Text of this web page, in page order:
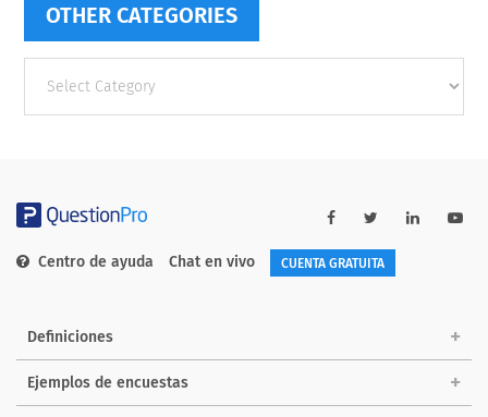
OTHER CATEGORIES
categories
Centro de ayuda Chat en vivo CUENTA GRATUITA
Definiciones
Ejemplos de encuestas